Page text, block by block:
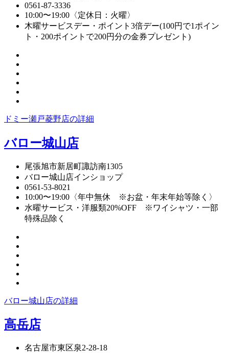
0561-87-3336
10:00〜19:00〈定休日：火曜〉
木曜サービスデー・ポイント3倍デー(100円で1ポイン
ト・200ポイントで200円分の金券プレゼント)
ドミー瀬戸菱野店の詳細
バロー城山店
尾張旭市新居町諏訪南1305
バロー城山店インショップ
0561-53-8021
10:00〜19:00〈年中無休 ※お盆・年末年始等除く〉
水曜サービス・洋服類20%OFF ※ワイシャツ・一部
特殊品除く
バロー城山店の詳細
高岳店
名古屋市東区泉2-28-18